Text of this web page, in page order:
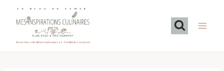
LE BLOG DE SAMAR
Recettes méditerranéennes et familiales maison